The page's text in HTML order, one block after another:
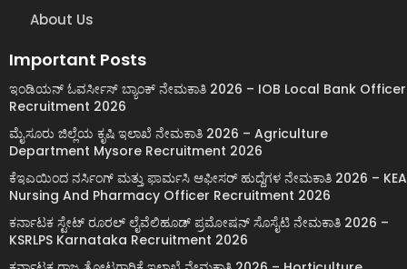
About Us
Important Posts
ಇಂಡಿಯನ್ ಓವರ್ಸೀಸ್ ಬ್ಯಾಂಕ್ ನೇಮಕಾತಿ 2026 – IOB Local Bank Officer
Recruitment 2026
ಮೈಸೂರು ಜಿಲ್ಲೆಯ ಕೃಷಿ ಇಲಾಖೆ ನೇಮಕಾತಿ 2026 – Agriculture
Department Mysore Recruitment 2026
ಕೆಇಎಯಿಂದ ನರ್ಸಿಂಗ್ ಮತ್ತು ಫಾರ್ಮಸಿ ಆಫೀಸರ್ ಹುದ್ದೆಗಳ ನೇಮಕಾತಿ 2026 – KEA
Nursing And Pharmacy Officer Recruitment 2026
ಕರ್ನಾಟಕ ಸ್ಟೇಟ್ ರೂರಲ್ ಲೈವೆಲಿಹೂಡ್ ಪ್ರಮೋಷನ್ ಸೊಸೈಟಿ ನೇಮಕಾತಿ 2026 –
KSRLPS Karnataka Recruitment 2026